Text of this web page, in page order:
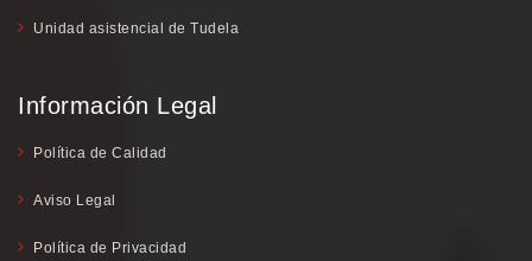
Unidad asistencial de Tudela
Información Legal
Política de Calidad
Aviso Legal
Política de Privacidad